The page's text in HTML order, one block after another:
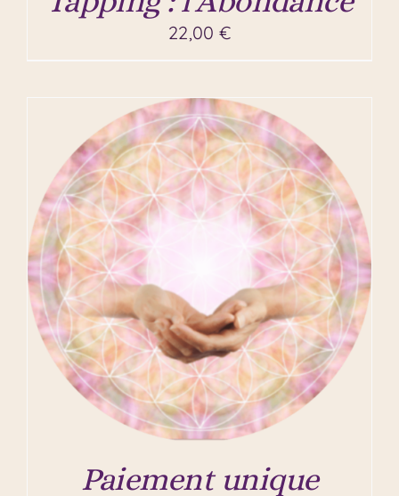
22,00 €
Paiement unique